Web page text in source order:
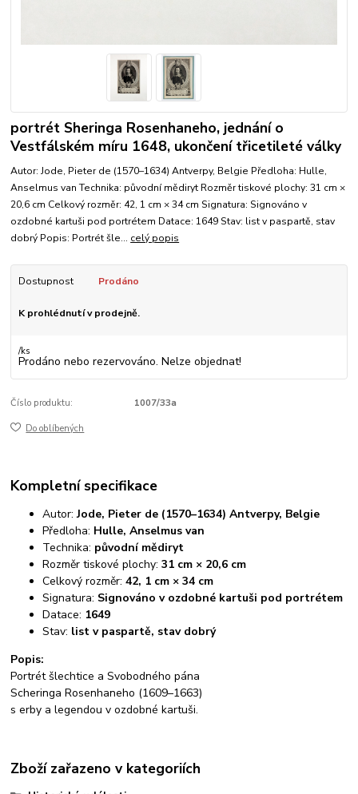
portrét Sheringa Rosenhaneho, jednání o
Vestfálském míru 1648, ukončení třicetileté války
Autor: Jode, Pieter de (1570–1634) Antverpy, Belgie Předloha: Hulle,
Anselmus van Technika: původní mědiryt Rozměr tiskové plochy: 31 cm ×
20,6 cm Celkový rozměr: 42, 1 cm × 34 cm Signatura: Signováno v
ozdobné kartuši pod portrétem Datace: 1649 Stav: list v paspartě, stav
dobrý Popis: Portrét šle... celý popis
Dostupnost Prodáno
K prohlédnutí v prodejně.
/ks
Prodáno nebo rezervováno. Nelze objednat!
Číslo produktu: 1007/33a
Do oblíbených
Kompletní specifikace
Autor:Jode, Pieter de (1570–1634) Antverpy, Belgie
Předloha: Hulle, Anselmus van
Technika: původní mědiryt
Rozměr tiskové plochy:31 cm × 20,6 cm
Celkový rozměr:42, 1 cm × 34 cm
Signatura: Signováno v ozdobné kartuši pod portrétem
Datace: 1649
Stav: list v paspartě, stav dobrý
Popis:
Portrét šlechtice a Svobodného pána
Scheringa Rosenhaneho (1609–1663)
s erby a legendou v ozdobné kartuši.
Zboží zařazeno v kategoriích